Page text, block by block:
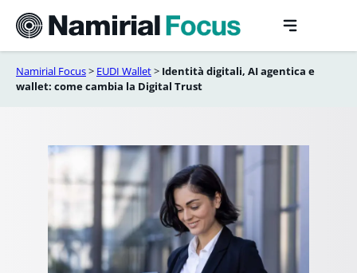
contenuto
Namirial Focus> EUDI Wallet> Identità digitali, AI agentica e
wallet: come cambia la Digital Trust